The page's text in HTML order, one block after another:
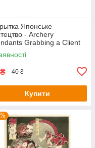
Японське
- Archery
Grabbing a Client
Shinmei Shrine in Shiba
₴ 40 ₴
Купити